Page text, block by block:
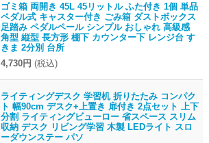
ゴミ箱 両開き 45L 45リットル ふた付き 1個 単品
ペダル式 キャスター付き ごみ箱 ダストボックス
足踏み ペダルペール シンプル おしゃれ 高級感
角型 縦型 長方形 棚下 カウンター下 レンジ台 す
きま 2分別 台所
4,730円 (税込)
ライティングデスク 学習机 折りたたみ コンパク
ト 幅90cm デスク+上置き 扉付き 2点セット 上下
分割 ライティングビューロー 省スペース スリム
収納 デスク リビング学習 木製 LEDライト スロ
ーダウンステー パソ